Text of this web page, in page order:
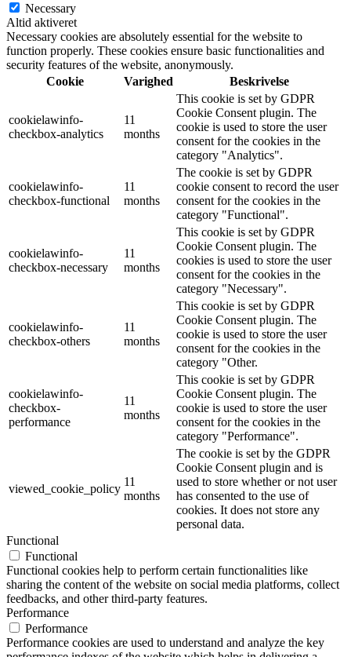
Necessary
Altid aktiveret
Necessary cookies are absolutely essential for the website to
function properly. These cookies ensure basic functionalities and
security features of the website, anonymously.
Cookie
Varighed Beskrivelse
cookielawinfo-
checkbox-analytics
11
months
This cookie is set by GDPR
Cookie Consent plugin. The
cookie is used to store the user
consent for the cookies in the
category "Analytics".
cookielawinfo-
checkbox-functional
11
months
The cookie is set by GDPR
cookie consent to record the user
consent for the cookies in the
category "Functional".
cookielawinfo-
checkbox-necessary
11
months
This cookie is set by GDPR
Cookie Consent plugin. The
cookies is used to store the user
consent for the cookies in the
category "Necessary".
cookielawinfo-
checkbox-others
11
months
This cookie is set by GDPR
Cookie Consent plugin. The
cookie is used to store the user
consent for the cookies in the
category "Other.
cookielawinfo-
checkbox-
performance
11
months
This cookie is set by GDPR
Cookie Consent plugin. The
cookie is used to store the user
consent for the cookies in the
category "Performance".
viewed_cookie_policy
11
months
The cookie is set by the GDPR
Cookie Consent plugin and is
used to store whether or not user
has consented to the use of
cookies. It does not store any
personal data.
Functional
Functional
Functional cookies help to perform certain functionalities like
sharing the content of the website on social media platforms, collect
feedbacks, and other third-party features.
Performance
Performance
Performance cookies are used to understand and analyze the key